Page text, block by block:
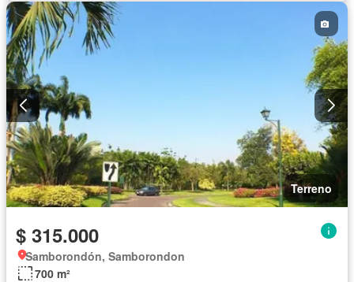
Terreno
$ 315.000
Samborondón, Samborondon
700 m²